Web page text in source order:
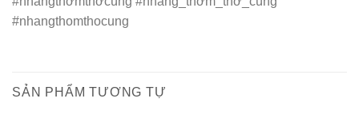
#nhangthomthocung
SẢN PHẨM TƯƠNG TỰ